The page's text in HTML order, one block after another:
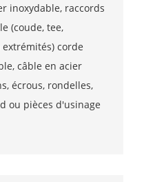
inoxydable, raccords
(coude, tee,
corde
câble en acier
écrous, rondelles,
ou pièces d'usinage